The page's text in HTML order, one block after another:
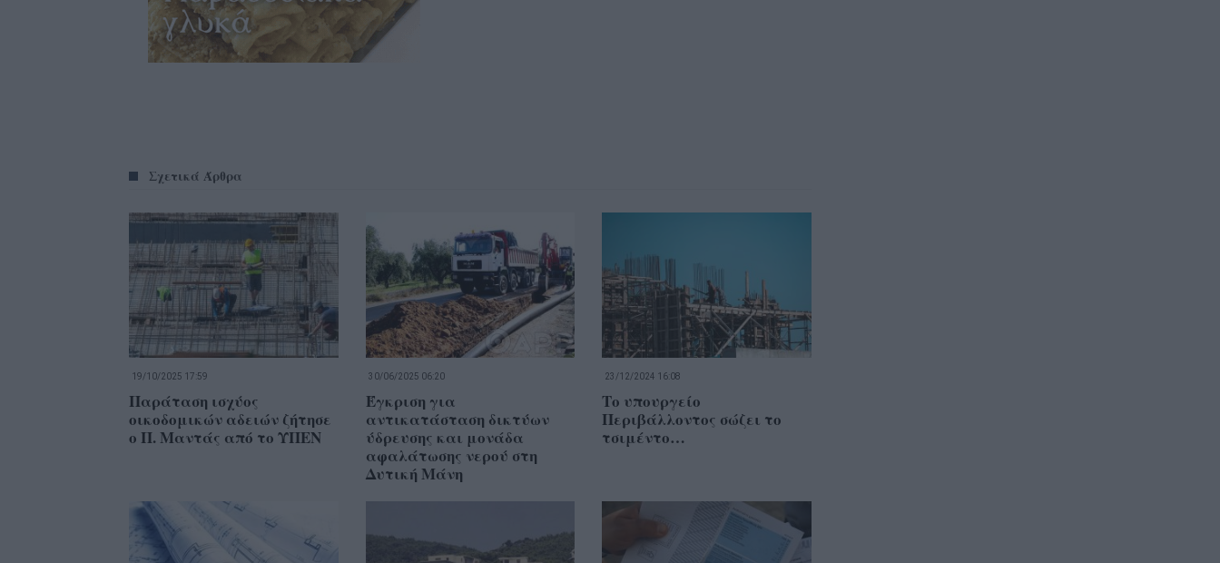
Σχετικά Άρθρα
19/10/2025 17:59
Παράταση ισχύος
οικοδομικών αδειών ζήτησε
ο Π. Μαντάς από το ΥΠΕΝ
30/06/2025 06:20
Έγκριση για
αντικατάσταση δικτύων
ύδρευσης και μονάδα
αφαλάτωσης νερού στη
Δυτική Μάνη
23/12/2024 16:08
Το υπουργείο
Περιβάλλοντος σώζει το
τσιμέντο…